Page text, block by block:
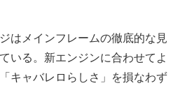
はメインフレームの徹底的な見
いる。新エンジンに合わせてよ
キャバレロらしさ」を損なわず